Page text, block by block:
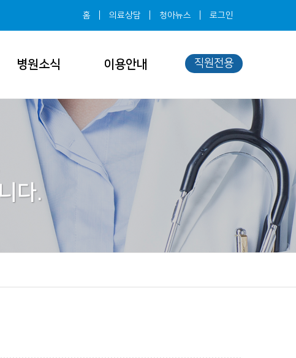
홈 의료상담 청아뉴스 로그인
병원소식 이용안내 직원전용